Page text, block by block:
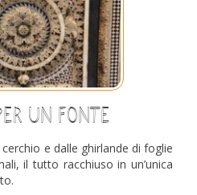
un fonte
e dalle ghirlande di foglie
il tutto racchiuso in un’unica